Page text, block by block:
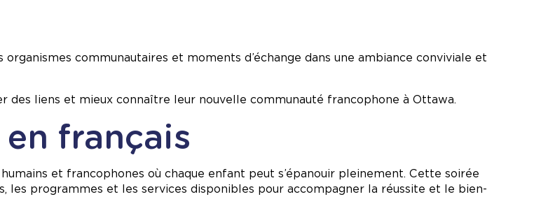
communautaires et moments d’échange dans une ambiance conviviale et
des liens et mieux connaître leur nouvelle communauté francophone à Ottawa.
français
et francophones où chaque enfant peut s’épanouir pleinement. Cette soirée
les programmes et les services disponibles pour accompagner la réussite et le bien-